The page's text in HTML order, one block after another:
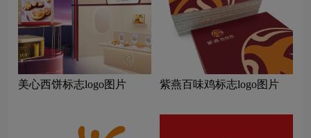
美心西饼标志logo图片 紫燕百味鸡标志logo图片